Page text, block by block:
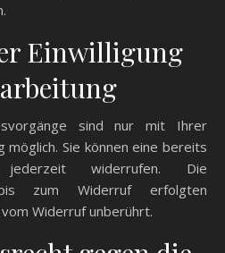
Einwilligung
sind nur mit Ihrer
möglich. Sie können eine bereits
widerrufen. Die
zum Widerruf erfolgten
Widerruf unberührt.